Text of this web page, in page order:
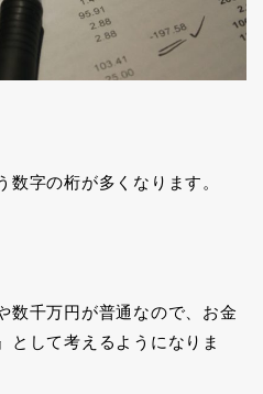
字の桁が多くなります。
数千万円が普通なので、お金
として考えるようになりま